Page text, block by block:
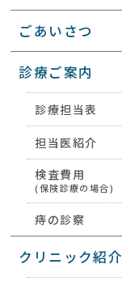
ごあいさつ
診療ご案内
診療担当表
担当医紹介
検査費用
(保険診療の場合)
痔の診察
クリニック紹介